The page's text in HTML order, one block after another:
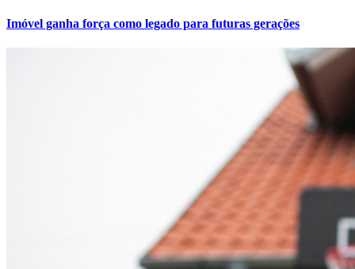
Imóvel ganha força como legado para futuras gerações